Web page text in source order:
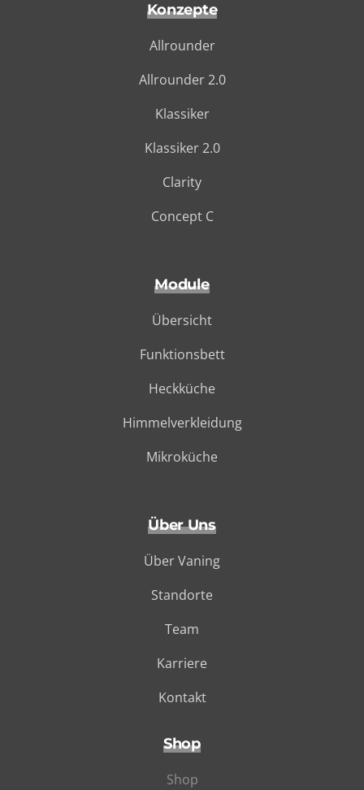
Konzepte
Allrounder
Allrounder 2.0
Klassiker
Klassiker 2.0
Clarity
Concept C
Module
Übersicht
Funktionsbett
Heckküche
Himmelverkleidung
Mikroküche
Über Uns
Über Vaning
Standorte
Team
Karriere
Kontakt
Shop
Shop